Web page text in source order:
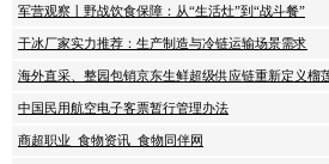
军营观察丨野战饮食保障：从“生活灶”到“战斗餐”
干冰厂家实力推荐：生产制造与冷链运输场景需求
海外直采、整园包销京东生鲜超级供应链重新定义榴
中国民用航空电子客票暂行管理办法
商超职业_食物资讯_食物同伴网